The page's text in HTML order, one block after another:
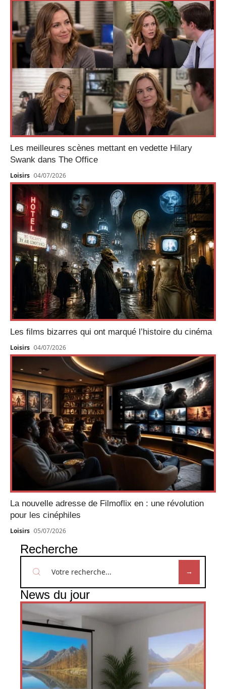
Les meilleures scènes mettant en vedette Hilary
Swank dans The Office
Loisirs 04/07/2026
Les films bizarres qui ont marqué l’histoire du cinéma
Loisirs 04/07/2026
La nouvelle adresse de Filmoflix en : une révolution
pour les cinéphiles
Loisirs 05/07/2026
Recherche
News du jour